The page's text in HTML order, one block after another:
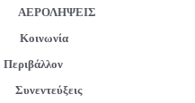
ΑΕΡΟΛΗΨΕΙΣ
Κοινωνία
Περιβάλλον
Συνεντεύξεις